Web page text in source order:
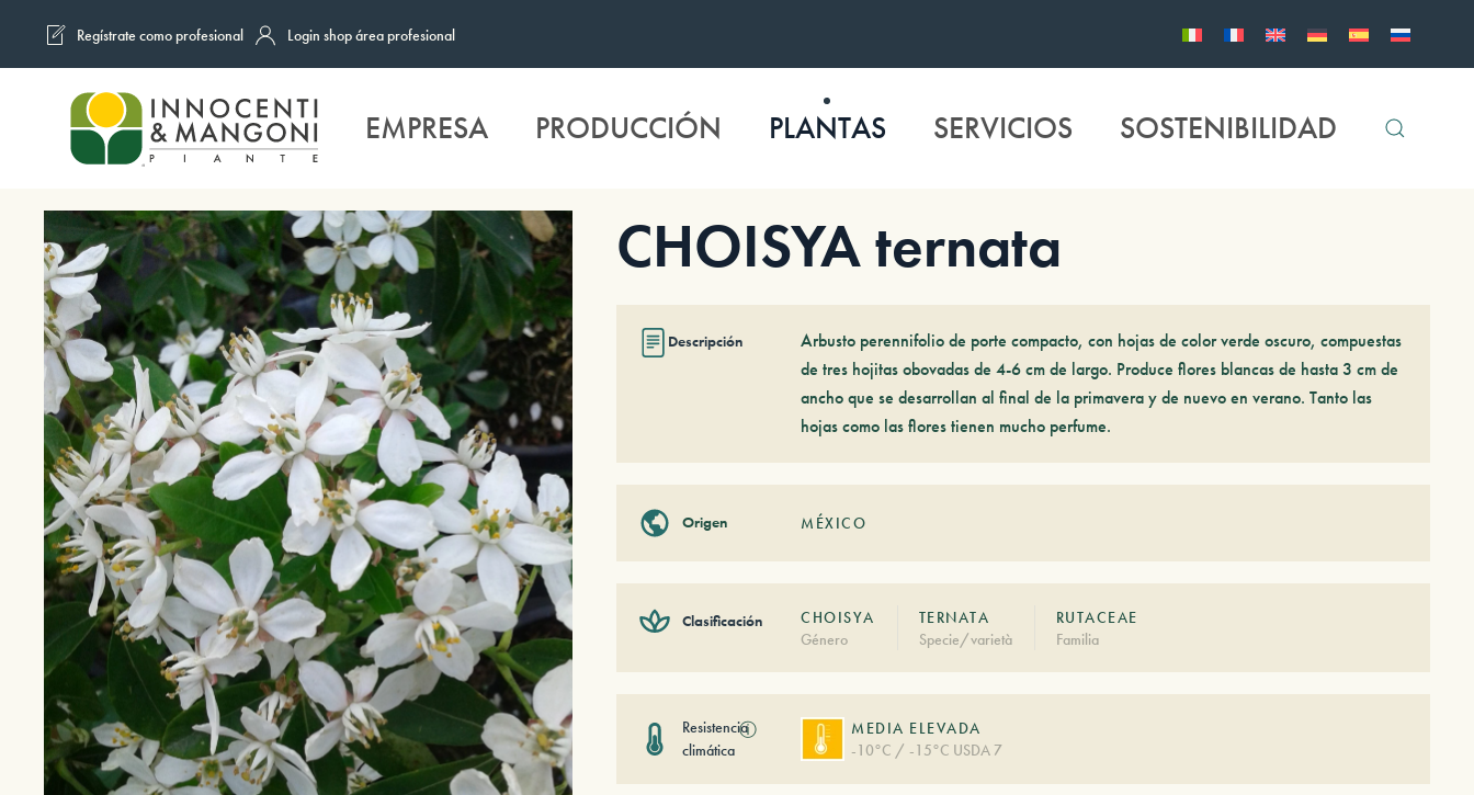
Skip to main content
Regístrate como profesional Login shop área profesional
EMPRESA PRODUCCIÓN PLANTAS SERVICIOS SOSTENIBILIDAD
CHOISYA ternata
Descripción
Arbusto perennifolio de porte compacto, con hojas de color verde oscuro, compuestas
de tres hojitas obovadas de 4-6 cm de largo. Produce flores blancas de hasta 3 cm de
ancho que se desarrollan al final de la primavera y de nuevo en verano. Tanto las
hojas como las flores tienen mucho perfume.
Origen MÉXICO
Clasificación
CHOISYA
Género
TERNATA
Specie/varietà
RUTACEAE
Familia
Resistencia
climática
ⓘ
MEDIA ELEVADA
-10°C / -15°C USDA 7